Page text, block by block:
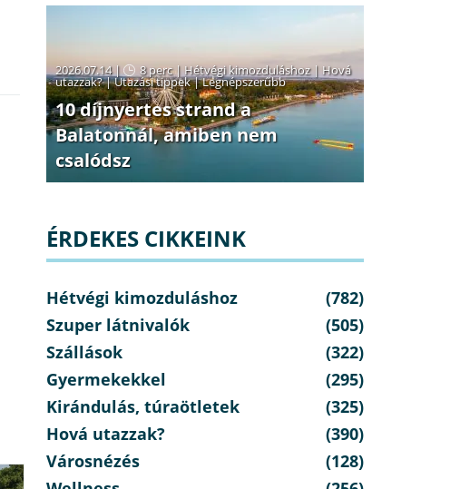
2026.07.14 | 8 perc| Hétvégi kimozduláshoz| Hová
utazzak?|Utazási tippek|Legnépszerűbb
10 díjnyertes strand a
Balatonnál, amiben nem
csalódsz
ÉRDEKES CIKKEINK
Hétvégi kimozduláshoz
(782)
Szuper látnivalók
(505)
Szállások
(322)
Gyermekekkel
(295)
Kirándulás, túraötletek
(325)
Hová utazzak?
(390)
Városnézés
(128)